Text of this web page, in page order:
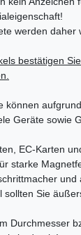
werden daher
bestätigen
können
Geräte sowie
EC-Karten
starke
sollten Sie
Durchmesser